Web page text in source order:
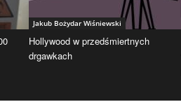
Jakub Bożydar Wiśniewski
Hollywood w przedśmiertnych
drgawkach